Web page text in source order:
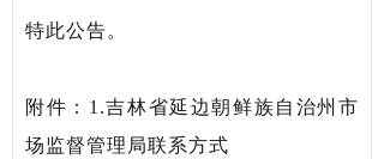
特此公告。
附件：1.吉林省延边朝鲜族自治州市
场监督管理局联系方式